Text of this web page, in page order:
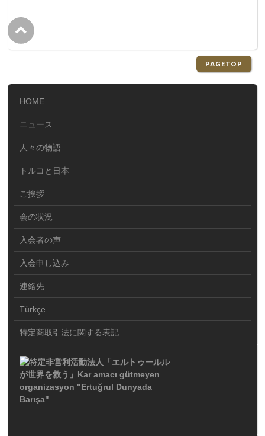
PAGETOP
HOME
ニュース
人々の物語
トルコと日本
ご挨拶
会の状況
入会者の声
入会申し込み
連絡先
Türkçe
特定商取引法に関する表記